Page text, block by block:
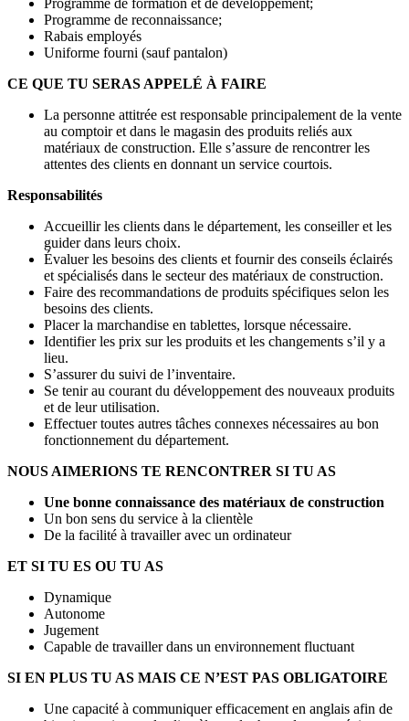
Programme de formation et de développement;
Programme de reconnaissance;
Rabais employés
Uniforme fourni (sauf pantalon)
CE QUE TU SERAS APPELÉ À FAIRE
La personne attitrée est responsable principalement de la vente
au comptoir et dans le magasin des produits reliés aux
matériaux de construction. Elle s’assure de rencontrer les
attentes des clients en donnant un service courtois.
Responsabilités
Accueillir les clients dans le département, les conseiller et les
guider dans leurs choix.
Évaluer les besoins des clients et fournir des conseils éclairés
et spécialisés dans le secteur des matériaux de construction.
Faire des recommandations de produits spécifiques selon les
besoins des clients.
Placer la marchandise en tablettes, lorsque nécessaire.
Identifier les prix sur les produits et les changements s’il y a
lieu.
S’assurer du suivi de l’inventaire.
Se tenir au courant du développement des nouveaux produits
et de leur utilisation.
Effectuer toutes autres tâches connexes nécessaires au bon
fonctionnement du département.
NOUS AIMERIONS TE RENCONTRER SI TU AS
Une bonne connaissance des matériaux de construction
Un bon sens du service à la clientèle
De la facilité à travailler avec un ordinateur
ET SI TU ES OU TU AS
Dynamique
Autonome
Jugement
Capable de travailler dans un environnement fluctuant
SI EN PLUS TU AS MAIS CE N’EST PAS OBLIGATOIRE
Une capacité à communiquer efficacement en anglais afin de